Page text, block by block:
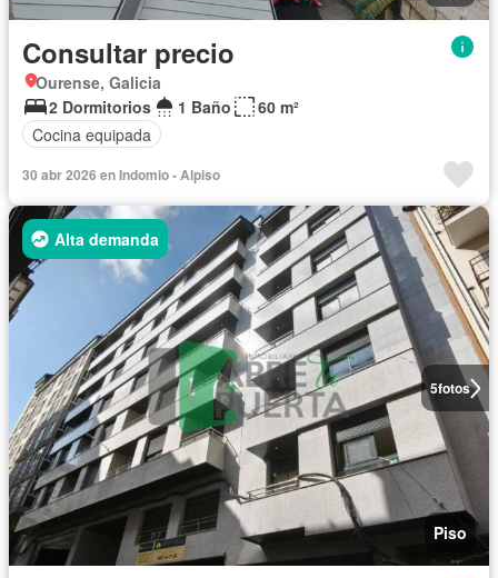
Consultar precio
Ourense, Galicia
2 Dormitorios
1 Baño
60 m²
Cocina equipada
30 abr 2026 en Indomio - Alpiso
5fotos
Alta demanda
Piso